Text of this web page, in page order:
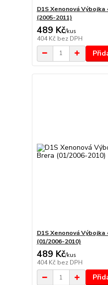
D1S Xenonová Výbojka
(2005-2011)
489 Kč/kus
404 Kč bez DPH
D1S Xenonová Výbojka
(01/2006-2010)
489 Kč/kus
404 Kč bez DPH